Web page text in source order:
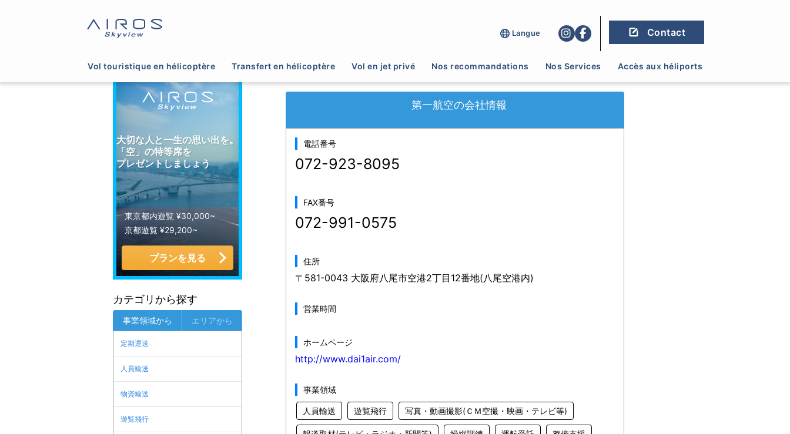
Langue Contact
Vol touristique en hélicoptère Transfert en hélicoptère Vol en jet privé Nos recommandations Nos Services Accès aux héliports
大切な人と一生の思い出を。
「空」の特等席を
プレゼントしましょう
東京都内遊覧 ¥30,000~
京都遊覧 ¥29,200~
プランを見る
カテゴリから探す
事業領域から エリアから
定期運送
人員輸送
物資輸送
遊覧飛行
第一航空の会社情報
電話番号
072-923-8095
FAX番号
072-991-0575
住所
〒581-0043 大阪府八尾市空港2丁目12番地(八尾空港内)
営業時間
ホームページ
http://www.dai1air.com/
事業領域
人員輸送 遊覧飛行 写真・動画撮影(ＣＭ空撮・映画・テレビ等)